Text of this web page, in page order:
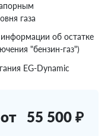
газа
об остатке
"бензин-газ")
EG-Dynamic
от 55 500 ₽